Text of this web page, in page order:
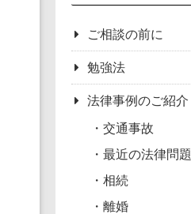
ご相談の前に
勉強法
法律事例のご紹介
交通事故
最近の法律問題
相続
離婚